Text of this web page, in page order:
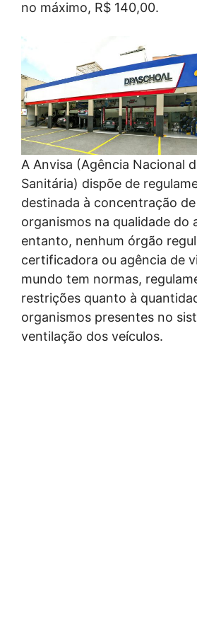
no máximo, R$ 140,00.
A Anvisa (Agência Nacional
Sanitária) dispõe de
destinada à concentração
organismos na qualidade do
entanto, nenhum órgão
certificadora ou agência de
mundo tem normas,
restrições quanto à
organismos presentes no
ventilação dos veículos.